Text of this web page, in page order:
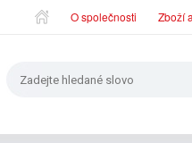
O společnosti Zboží